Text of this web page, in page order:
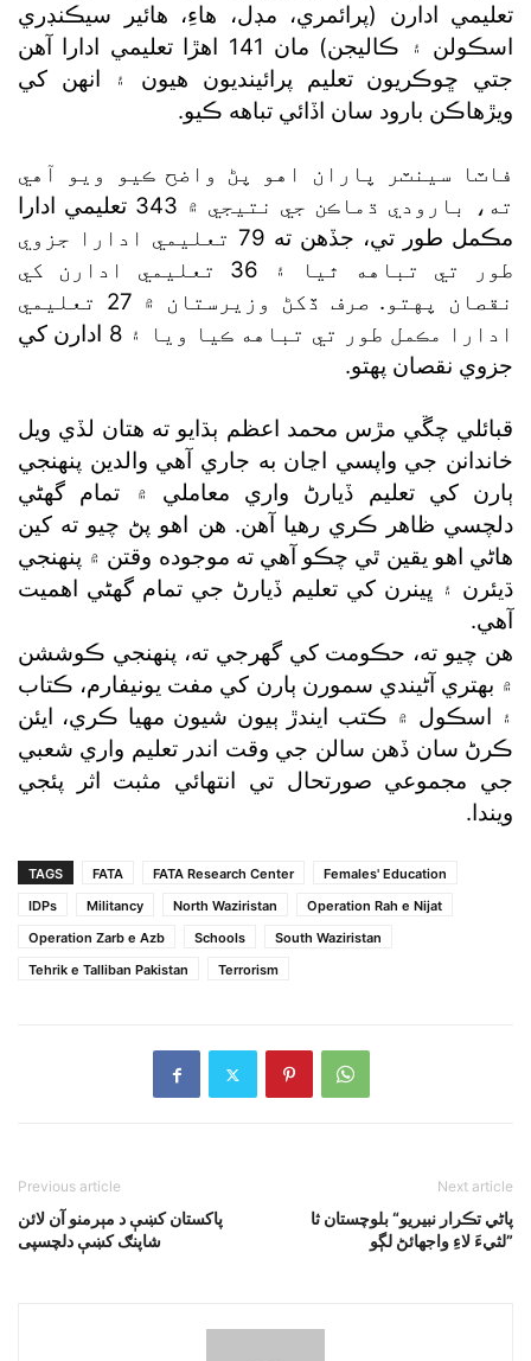
تعليمي ادارن (پرائمري، مڊل، هاءِ، هائير سيڪنڊري
اسڪولن ۽ ڪاليجن) مان 141 اهڙا تعليمي ادارا آهن
جتي ڇوڪريون تعليم پرائينديون هيون ۽ انهن کي
ويڙهاڪن بارود سان اڏائي تباهه ڪيو.
فاٽا سينٽر پاران اهو پڻ واضح ڪيو ويو آهي
ته، بارودي ڌماڪن جي نتيجي ۾ 343 تعليمي ادارا
مڪمل طور تي، جڏهن ته 79 تعليمي ادارا جزوي
طور تي تباهه ٿيا ۽ 36 تعليمي ادارن کي
نقصان پهتو. صرف ڏکڻ وزيرستان ۾ 27 تعليمي
ادارا مڪمل طور تي تباهه ڪيا ويا ۽ 8 ادارن کي
جزوي نقصان پهتو.
قبائلي چڱي مڙس محمد اعظم ٻڌايو ته هتان لڏي ويل
خاندانن جي واپسي اڃان به جاري آهي والدين پنهنجي
ٻارن کي تعليم ڏيارڻ واري معاملي ۾ تمام گھڻي
دلچسي ظاهر ڪري رهيا آهن. هن اهو پڻ چيو ته کين
هاڻي اهو يقين ٿي چڪو آهي ته موجوده وقتن ۾ پنهنجي
ڌيئرن ۽ ڀينرن کي تعليم ڏيارڻ جي تمام گھڻي اهميت
آهي.
هن چيو ته، حڪومت کي گھرجي ته، پنهنجي ڪوششن
۾ بهتري آڻيندي سمورن ٻارن کي مفت يونيفارم، ڪتاب
۽ اسڪول ۾ ڪتب ايندڙ ٻيون شيون مهيا ڪري، ايئن
ڪرڻ سان ڏهن سالن جي وقت اندر تعليم واري شعبي
جي مجموعي صورتحال تي انتهائي مثبت اثر پئجي
ويندا.
TAGS FATA FATA Research Center
Females' Education
IDPs
Militancy North Waziristan
Operation Rah e Nijat
Operation Zarb e Azb
Schools
South Waziristan
Tehrik e Talliban Pakistan
Terrorism
Previous article
پاکستان کښې د مېرمنو آن لائن
شاپنګ کښې دلچسپى
Next article
پاڻي تڪرار نبيريو“ بلوچستان ثا
لثيءَ لاءِ واجهائڻ لڳو”